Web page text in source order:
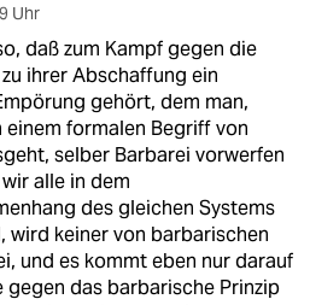
Uhr
daß zum Kampf gegen die
ihrer Abschaffung ein
gehört, dem man,
einem formalen Begriff von
selber Barbarei vorwerfen
alle in dem
des gleichen Systems
wird keiner von barbarischen
und es kommt eben nur darauf
gegen das barbarische Prinzip